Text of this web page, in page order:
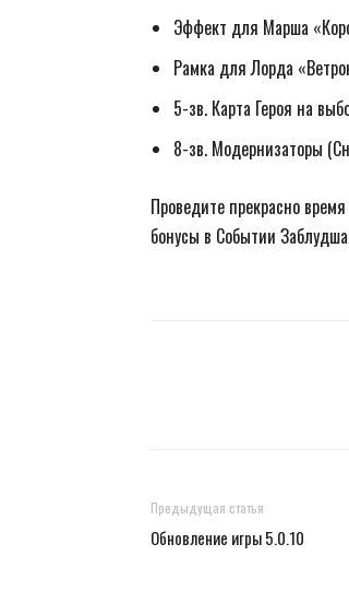
Эффект для Марша
Рамка для Лорда
5-зв. Карта Героя на
8-зв. Модернизаторы
Проведите прекрасно
бонусы в Событии
Предыдущая статья
Обновление игры 5.0.10